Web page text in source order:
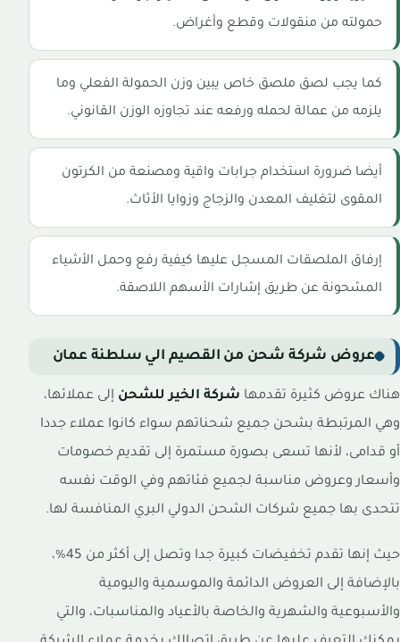
حمولته من منقولات وقطع وأغراض.
كما يجب لصق ملصق خاص يبين وزن الحمولة الفعلي وما
يلزمه من عمالة لحمله ورفعه عند تجاوزه الوزن القانوني.
أيضا ضرورة استخدام جرابات واقية ومصنعة من الكرتون
المقوى لتغليف المعدن والزجاج وزوايا الأثاث.
إرفاق الملصقات المسجل عليها كيفية رفع وحمل الأشياء
المشحونة عن طريق إشارات الأسهم اللاصقة.
عروض شركة شحن من القصيم الي سلطنة عمان
هناك عروض كثيرة تقدمها شركة الخير للشحن إلى عملائها،
وهي المرتبطة بشحن جميع شحناتهم سواء كانوا عملاء جددا
أو قدامى، لأنها تسعى بصورة مستمرة إلى تقديم خصومات
وأسعار وعروض مناسبة لجميع فئاتهم وفي الوقت نفسه
تتحدى بها جميع شركات الشحن الدولي البري المنافسة لها.
حيث إنها تقدم تخفيضات كبيرة جدا وتصل إلى أكثر من 45%،
بالإضافة إلى العروض الدائمة والموسمية واليومية
والأسبوعية والشهرية والخاصة بالأعياد والمناسبات، والتي